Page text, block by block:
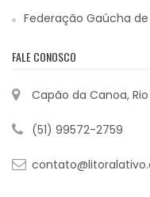
Federação Gaúcha de
FALE CONOSCO
Capão da Canoa,
(51) 99572-2759